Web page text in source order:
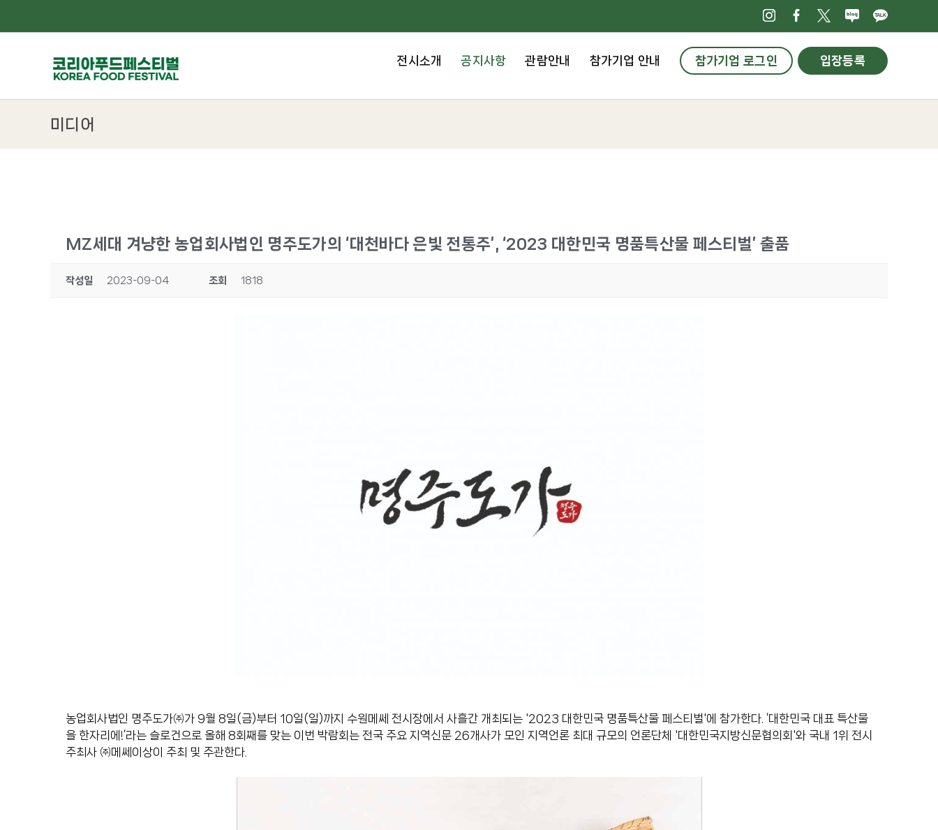
인스타그램
페이스북
X 네이버블
카카오
전시소개 공지사항 관람안내 참가기업 안내 참가기업 로그인 입장등록
미디어
MZ세대 겨냥한 농업회사법인 명주도가의 ‘대천바다 은빛 전통주’, ‘2023 대한민국 명품특산물 페스티벌’ 출품
작성일 2023-09-04 조회 1818
농업회사법인 명주도가㈜가 9월 8일(금)부터 10일(일)까지 수원메쎄 전시장에서 사흘간 개최되는 '2023 대한민국 명품특산물 페스티벌'에 참가한다. ‘대한민국 대표 특산물
을 한자리에!’라는 슬로건으로 올해 8회째를 맞는 이번 박람회는 전국 주요 지역신문 26개사가 모인 지역언론 최대 규모의 언론단체 '대한민국지방신문협의회'와 국내 1위 전시
주최사 ㈜메쎄이상이 주최 및 주관한다.